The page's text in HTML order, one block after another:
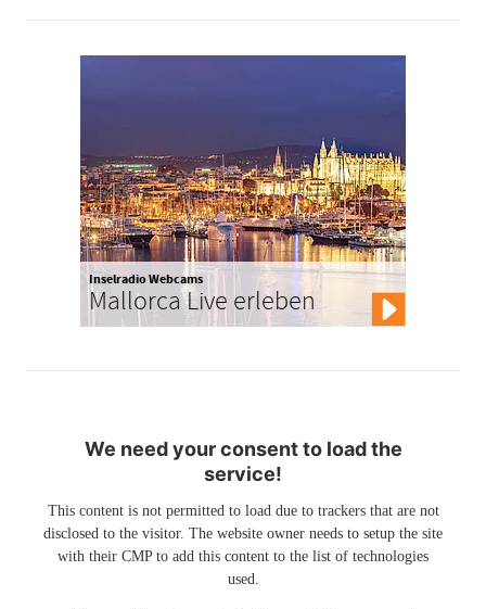
Inselradio Webcams
Mallorca Live erleben
We need your consent to load the
service!
This content is not permitted to load due to trackers that are not
disclosed to the visitor. The website owner needs to setup the site
with their CMP to add this content to the list of technologies
used.